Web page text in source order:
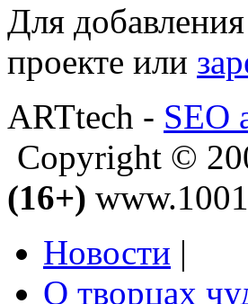
Для
проекте или
ARTtech - SEO
Copyright ©
(16+)
Новости |
О творцах